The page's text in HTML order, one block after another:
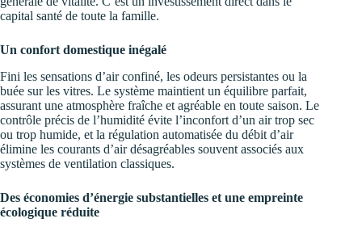
capital santé de toute la famille.
Un confort domestique inégalé
Fini les sensations d’air confiné, les odeurs persistantes ou la
buée sur les vitres. Le système maintient un équilibre parfait,
assurant une atmosphère fraîche et agréable en toute saison. Le
contrôle précis de l’humidité évite l’inconfort d’un air trop sec
ou trop humide, et la régulation automatisée du débit d’air
élimine les courants d’air désagréables souvent associés aux
systèmes de ventilation classiques.
Des économies d’énergie substantielles et une empreinte
écologique réduite